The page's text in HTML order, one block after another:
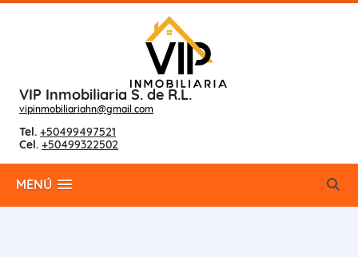
VIP Inmobiliaria S. de R.L.
vipinmobiliariahn@gmail.com
Tel. +50499497521
Cel. +50499322502
MENÚ